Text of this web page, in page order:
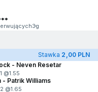
3g
Stawka 2,00 PLN
- Neven Resetar
@1.55
- Patrik Williams
@1.65